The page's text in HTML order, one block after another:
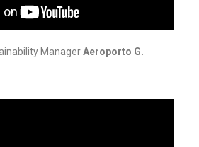
ManagerAeroporto G.